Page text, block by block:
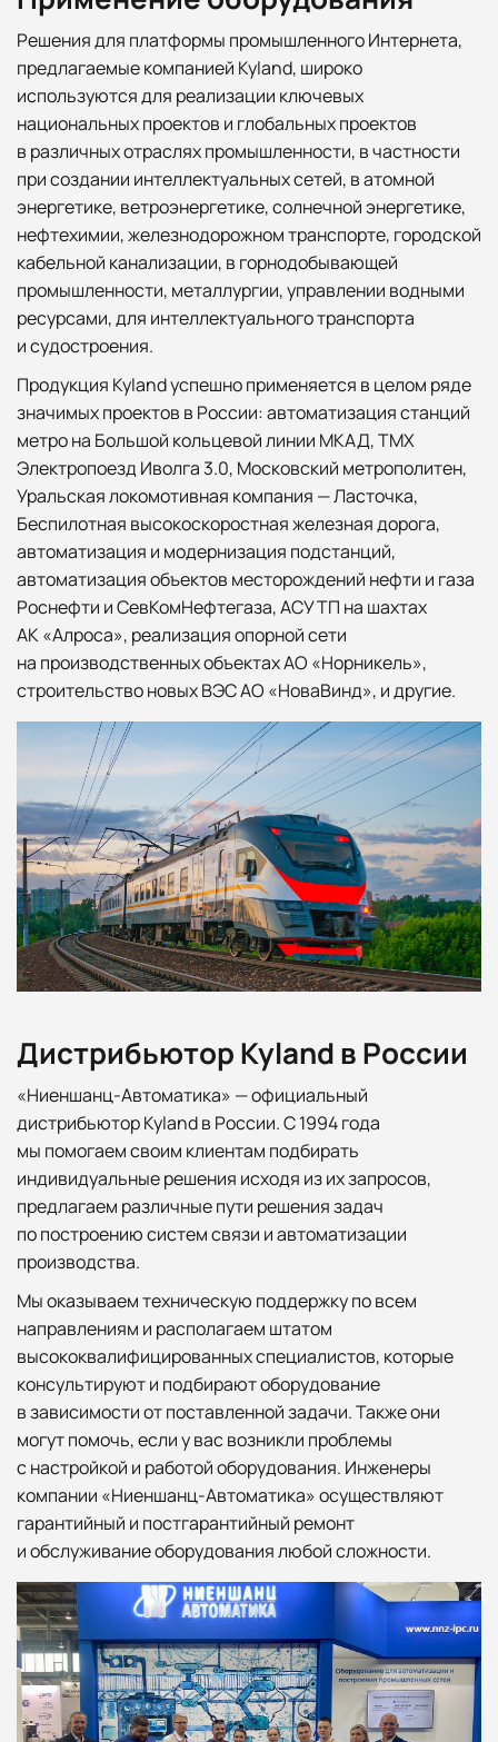
Решения для платформы промышленного Интернета,
предлагаемые компанией Kyland, широко
используются для реализации ключевых
национальных проектов и глобальных проектов
в различных отраслях промышленности, в частности
при создании интеллектуальных сетей, в атомной
энергетике, ветроэнергетике, солнечной энергетике,
нефтехимии, железнодорожном транспорте, городской
кабельной канализации, в горнодобывающей
промышленности, металлургии, управлении водными
ресурсами, для интеллектуального транспорта
и судостроения.
Продукция Kyland успешно применяется в целом ряде
значимых проектов в России: автоматизация станций
метро на Большой кольцевой линии МКАД, ТМХ
Электропоезд Иволга 3.0, Московский метрополитен,
Уральская локомотивная компания — Ласточка,
Беспилотная высокоскоростная железная дорога,
автоматизация и модернизация подстанций,
автоматизация объектов месторождений нефти и газа
Роснефти и СевКомНефтегаза, АСУ ТП на шахтах
АК «Алроса», реализация опорной сети
на производственных объектах АО «Норникель»,
строительство новых ВЭС АО «НоваВинд», и другие.
Дистрибьютор Kyland в России
«Ниеншанц-Автоматика» — официальный
дистрибьютор Kyland в России. С 1994 года
мы помогаем своим клиентам подбирать
индивидуальные решения исходя из их запросов,
предлагаем различные пути решения задач
по построению систем связи и автоматизации
производства.
Мы оказываем техническую поддержку по всем
направлениям и располагаем штатом
высококвалифицированных специалистов, которые
консультируют и подбирают оборудование
в зависимости от поставленной задачи. Также они
могут помочь, если у вас возникли проблемы
с настройкой и работой оборудования. Инженеры
компании «Ниеншанц-Автоматика» осуществляют
гарантийный и постгарантийный ремонт
и обслуживание оборудования любой сложности.